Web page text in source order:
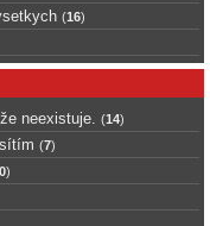
(16)
neexistuje. (14)
(7)
)